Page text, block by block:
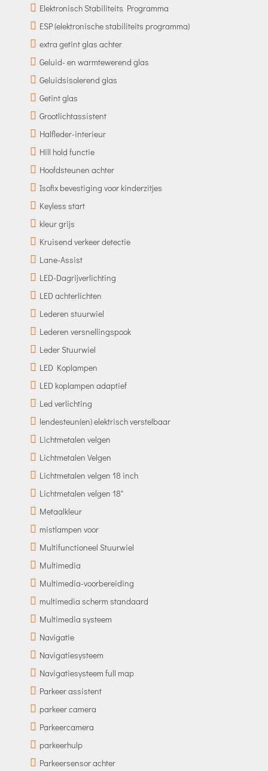
Elektronisch Stabiliteits Programma
ESP (elektronische stabiliteits programma)
extra getint glas achter
Geluid- en warmtewerend glas
Geluidsisolerend glas
Getint glas
Grootlichtassistent
Halfleder-interieur
Hill hold functie
Hoofdsteunen achter
Isofix bevestiging voor kinderzitjes
Keyless start
kleur grijs
Kruisend verkeer detectie
Lane-Assist
LED-Dagrijverlichting
LED achterlichten
Lederen stuurwiel
Lederen versnellingspook
Leder Stuurwiel
LED Koplampen
LED koplampen adaptief
Led verlichting
lendesteun(en) elektrisch verstelbaar
Lichtmetalen velgen
Lichtmetalen Velgen
Lichtmetalen velgen 18 inch
Lichtmetalen velgen 18"
Metaalkleur
mistlampen voor
Multifunctioneel Stuurwiel
Multimedia
Multimedia-voorbereiding
multimedia scherm standaard
Multimedia systeem
Navigatie
Navigatiesysteem
Navigatiesysteem full map
Parkeer assistent
parkeer camera
Parkeercamera
parkeerhulp
Parkeersensor achter